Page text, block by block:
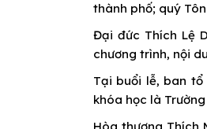
thành phố; quý
Đại đức Thích Lệ
chương trình, nội
Tại buổi lễ, ban
khóa học là